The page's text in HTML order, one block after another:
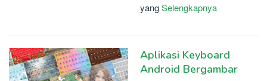
yangSelengkapnya
Aplikasi Keyboard
Android Bergambar